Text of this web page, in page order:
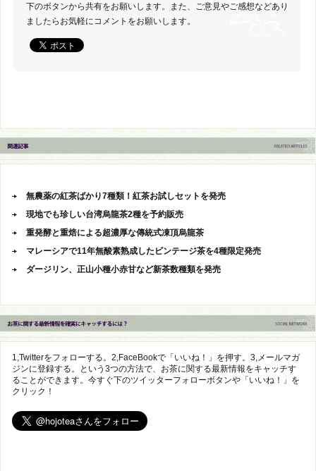
下のボタンから共有をお願いします。また、ご意見やご感想などあり
ましたらお気軽にコメントをお願いします。
無農薬の紅茶ばかり7種類！紅茶お試しセットを発売
現地でも珍しい台湾烏龍茶2種を予約販売
重発酵と重焙による超濃厚な傳統式凍頂烏龍茶
マレーシアで11年無酸素熟成したビンテージ茶を4種限定発売
ダージリン、正山小種小赤甘など新茶数種類を発売
1,Twitterをフォローする。2,FaceBookで「いいね！」を押す。3,メールマガ
ジンに登録する。という3つの方法で、お茶に関する最新情報をキャッチす
ることができます。今すぐ下のツイッターフォローボタンや「いいね！」を
クリック！